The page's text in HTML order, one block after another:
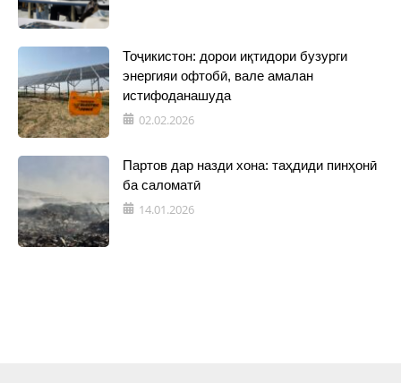
Тоҷикистон: дорои иқтидори бузурги
энергияи офтобӣ, вале амалан
истифоданашуда
02.02.2026
Партов дар назди хона: таҳдиди пинҳонӣ
ба саломатӣ
14.01.2026